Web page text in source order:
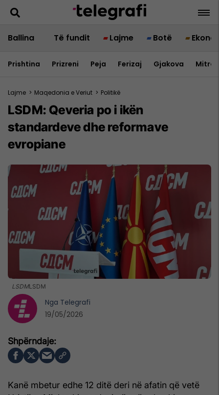
Ballina Të fundit Lajme Botë
Prishtina Prizreni Peja Ferizaj Gjakova
Lajme > Maqedonia e Veriut > Politikë
LSDM: Qeveria po i ikën
standardeve dhe reformave
evropiane
LSDMLSDM
Kanë mbetur edhe 12 ditë deri në afatin që vetë
Nga Telegrafi
19/05/2026